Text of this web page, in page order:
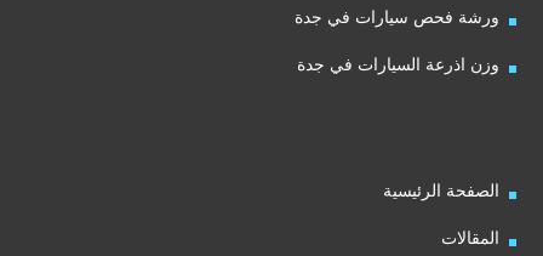
ورشة فحص سيارات في جدة
وزن اذرعة السيارات في جدة
الصفحة الرئيسية
المقالات